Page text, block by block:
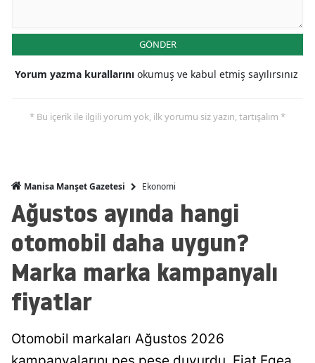
GÖNDER
Yorum yazma kurallarını okumuş ve kabul etmiş sayılırsınız
* Bu içerik ile ilgili yorum yok, ilk yorumu siz yazın, tartışalım *
Manisa Manşet Gazetesi Ekonomi
Ağustos ayında hangi
otomobil daha uygun?
Marka marka kampanyalı
fiyatlar
Otomobil markaları Ağustos 2026